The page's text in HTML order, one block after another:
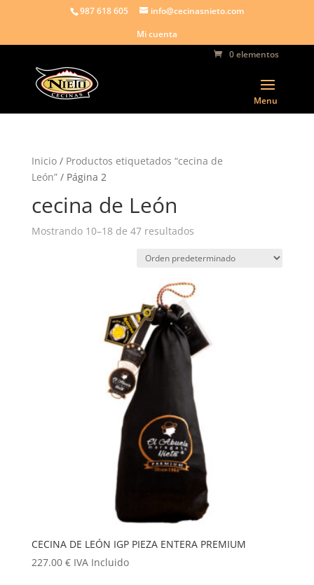
987 618 605
info@cecinasnieto.com
Mi cuenta
0 elementos
Inicio/ Productos etiquetados “cecina de
León”/ Página 2
cecina de León
Mostrando 10–18 de 47 resultados
CECINA DE LEÓN IGP PIEZA ENTERA PREMIUM
227.00 € IVA Incluido